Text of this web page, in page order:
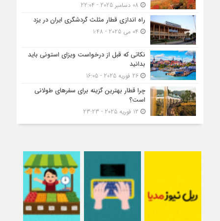
راه اندازی قطار مثلث گردشگری ایران در یزد
نکاتی که قبل از درخواست ویزای استونی باید
بدانید
26 فوریه 2025 - 16:05
چرا قطار بهترین گزینه برای سفرهای طولانی
است؟